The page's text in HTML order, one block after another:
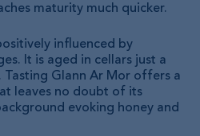
maturity much quicker.
influenced by
It is aged in cellars just a
Glann Ar Mor offers a
leaves no doubt of its
evoking honey and